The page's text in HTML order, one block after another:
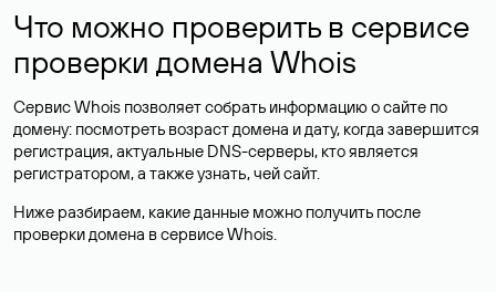
Что можно проверить в сервисе
проверки домена Whois
Сервис Whois позволяет собрать информацию о сайте по
домену: посмотреть возраст домена и дату, когда завершится
регистрация, актуальные DNS-серверы, кто является
регистратором, а также узнать, чей сайт.
Ниже разбираем, какие данные можно получить после
проверки домена в сервисе Whois.